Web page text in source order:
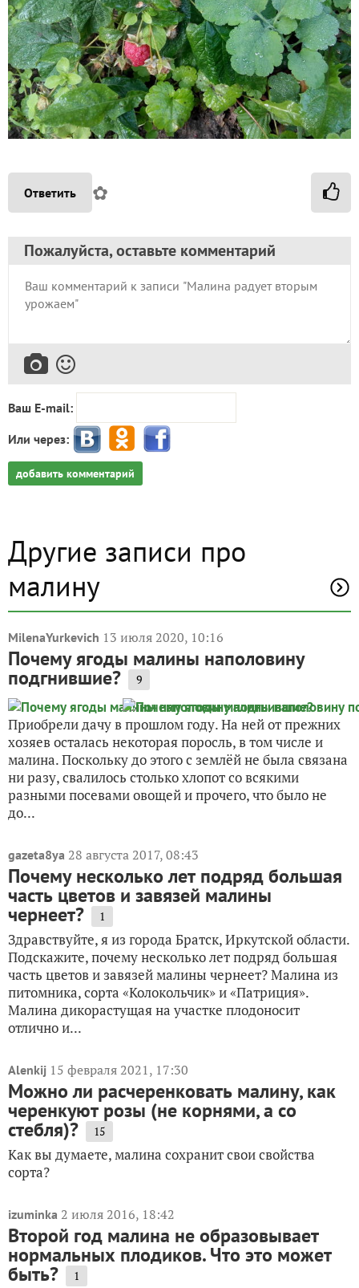
Ответить ✿
Пожалуйста, оставьте комментарий
Ваш E-mail:
Или через:
добавить комментарий
Другие записи про
малину
MilenaYurkevich 13 июля 2020, 10:16
Почему ягоды малины наполовину
подгнившие? 9
Приобрели дачу в прошлом году. На ней от прежних
хозяев осталась некоторая поросль, в том числе и
малина. Поскольку до этого с землёй не была связана
ни разу, свалилось столько хлопот со всякими
разными посевами овощей и прочего, что было не
до...
gazeta8ya 28 августа 2017, 08:43
Почему несколько лет подряд большая
часть цветов и завязей малины
чернеет? 1
Здравствуйте, я из города Братск, Иркутской области.
Подскажите, почему несколько лет подряд большая
часть цветов и завязей малины чернеет? Малина из
питомника, сорта «Колокольчик» и «Патриция».
Малина дикорастущая на участке плодоносит
отлично и...
Alenkij 15 февраля 2021, 17:30
Можно ли расчеренковать малину, как
черенкуют розы (не корнями, а со
стебля)? 15
Как вы думаете, малина сохранит свои свойства
сорта?
izuminka 2 июля 2016, 18:42
Второй год малина не образовывает
нормальных плодиков. Что это может
быть? 1